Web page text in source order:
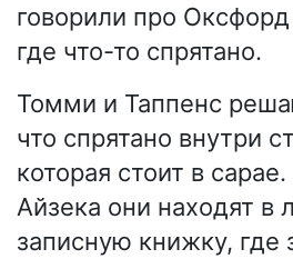
говорили про
где что-то спрятано.
Томми и Таппенс
что спрятано внутри
которая стоит в
Айзека они находят в
записную книжку, где